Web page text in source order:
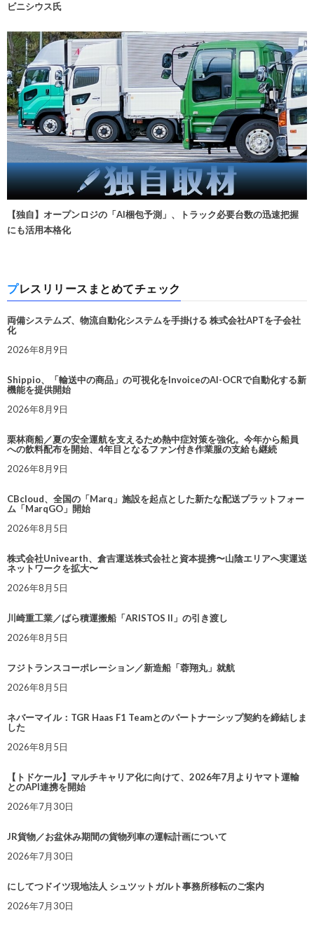
ビニシウス氏
【独自】オープンロジの「AI梱包予測」、トラック必要台数の迅速把握
にも活用本格化
プレスリリースまとめてチェック
両備システムズ、物流自動化システムを手掛ける 株式会社APTを子会社
化
2026年8月9日
Shippio、「輸送中の商品」の可視化をInvoiceのAI-OCRで自動化する新
機能を提供開始
2026年8月9日
栗林商船／夏の安全運航を支えるため熱中症対策を強化。今年から船員
への飲料配布を開始、4年目となるファン付き作業服の支給も継続
2026年8月9日
CBcloud、全国の「Marq」施設を起点とした新たな配送プラットフォー
ム「MarqGO」開始
2026年8月5日
株式会社Univearth、倉吉運送株式会社と資本提携〜山陰エリアへ実運送
ネットワークを拡大〜
2026年8月5日
川崎重工業／ばら積運搬船「ARISTOS II」の引き渡し
2026年8月5日
フジトランスコーポレーション／新造船「蓉翔丸」就航
2026年8月5日
ネバーマイル：TGR Haas F1 Teamとのパートナーシップ契約を締結しま
した
2026年8月5日
【トドケール】マルチキャリア化に向けて、2026年7月よりヤマト運輸
とのAPI連携を開始
2026年7月30日
JR貨物／お盆休み期間の貨物列車の運転計画について
2026年7月30日
にしてつドイツ現地法人 シュツットガルト事務所移転のご案内
2026年7月30日